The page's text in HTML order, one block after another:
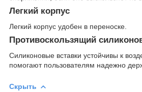
Легкий корпус
Легкий корпус удобен в переноске.
Противоскользящий
Силиконовые вставки устойчивы к
помогают пользователям надежно
Скрыть